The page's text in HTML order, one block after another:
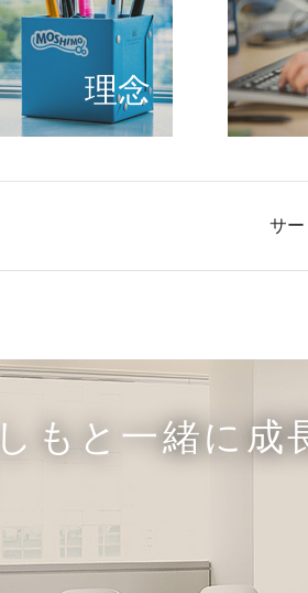
理念
個のチ
もしもが描く未
サ
もと一緒に成